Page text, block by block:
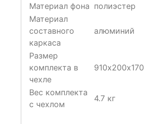
Материал фона полиэстер
Материал
составного
каркаса
алюминий
Размер
комплекта в
чехле
Вес комплекта
с чехлом
4.7 кг